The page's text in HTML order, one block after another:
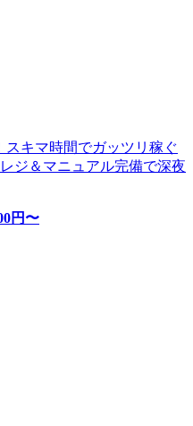
スキマ時間でガッツリ稼ぐ
ジ＆マニュアル完備で深夜
円〜